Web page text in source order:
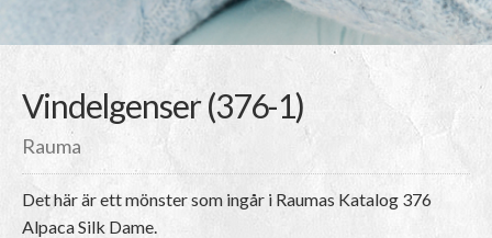
Vindelgenser (376-1)
Rauma
Det här är ett mönster som ingår i Raumas Katalog 376
Alpaca Silk Dame.